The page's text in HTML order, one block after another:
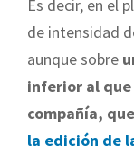
Es decir, en el
de intensidad
aunque sobre
inferior al
compañía,
la edición de